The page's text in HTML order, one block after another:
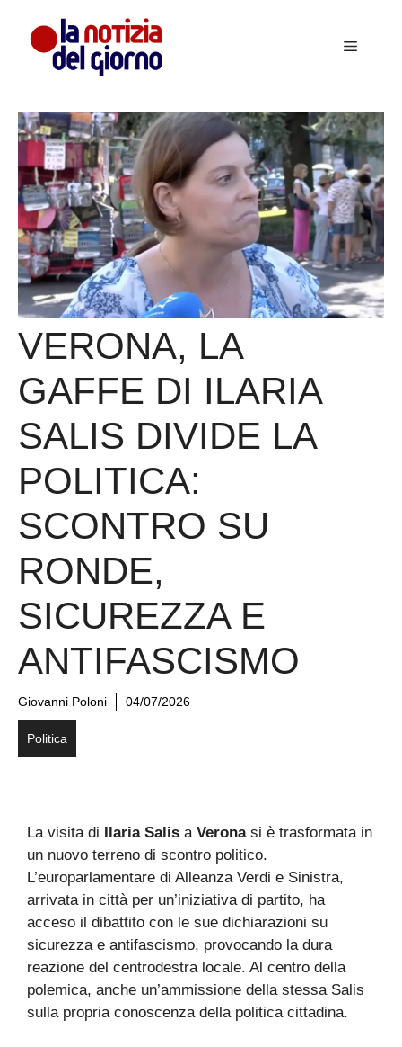
contenuto
Menu
VERONA, LA
GAFFE DI ILARIA
SALIS DIVIDE LA
POLITICA:
SCONTRO SU
RONDE,
SICUREZZA E
ANTIFASCISMO
Giovanni Poloni 04/07/2026
Politica
La visita di Ilaria Salis a Veronasi è trasformata in
un nuovo terreno di scontro politico.
L’europarlamentare di Alleanza Verdi e Sinistra,
arrivata in città per un’iniziativa di partito, ha
acceso il dibattito con le sue dichiarazioni su
sicurezza e antifascismo, provocando la dura
reazione del centrodestra locale. Al centro della
polemica, anche un’ammissione della stessa Salis
sulla propria conoscenza della politica cittadina.